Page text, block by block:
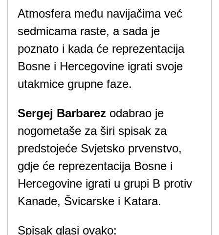
Atmosfera među navijačima već
sedmicama raste, a sada je
poznato i kada će reprezentacija
Bosne i Hercegovine igrati svoje
utakmice grupne faze.
Sergej Barbarez odabrao je
nogometaše za širi spisak za
predstojeće Svjetsko prvenstvo,
gdje će reprezentacija Bosne i
Hercegovine igrati u grupi B protiv
Kanade, Švicarske i Katara.
Spisak glasi ovako: